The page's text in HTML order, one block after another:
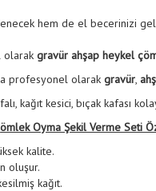
hem de el becerinizi
olarak gravür ahşap heykel
profesyonel olarak gravür,
kağıt kesici, bıçak kafası
Oyma Şekil Verme Seti
kalite.
oluşur.
kağıt.